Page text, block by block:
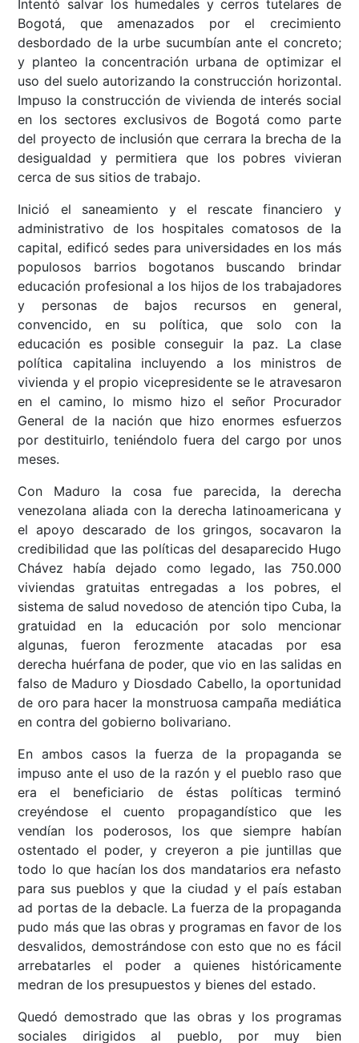
Intentó salvar los humedales y cerros tutelares de
Bogotá, que amenazados por el crecimiento
desbordado de la urbe sucumbían ante el concreto;
y planteo la concentración urbana de optimizar el
uso del suelo autorizando la construcción horizontal.
Impuso la construcción de vivienda de interés social
en los sectores exclusivos de Bogotá como parte
del proyecto de inclusión que cerrara la brecha de la
desigualdad y permitiera que los pobres vivieran
cerca de sus sitios de trabajo.
Inició el saneamiento y el rescate financiero y
administrativo de los hospitales comatosos de la
capital, edificó sedes para universidades en los más
populosos barrios bogotanos buscando brindar
educación profesional a los hijos de los trabajadores
y personas de bajos recursos en general,
convencido, en su política, que solo con la
educación es posible conseguir la paz. La clase
política capitalina incluyendo a los ministros de
vivienda y el propio vicepresidente se le atravesaron
en el camino, lo mismo hizo el señor Procurador
General de la nación que hizo enormes esfuerzos
por destituirlo, teniéndolo fuera del cargo por unos
meses.
Con Maduro la cosa fue parecida, la derecha
venezolana aliada con la derecha latinoamericana y
el apoyo descarado de los gringos, socavaron la
credibilidad que las políticas del desaparecido Hugo
Chávez había dejado como legado, las 750.000
viviendas gratuitas entregadas a los pobres, el
sistema de salud novedoso de atención tipo Cuba, la
gratuidad en la educación por solo mencionar
algunas, fueron ferozmente atacadas por esa
derecha huérfana de poder, que vio en las salidas en
falso de Maduro y Diosdado Cabello, la oportunidad
de oro para hacer la monstruosa campaña mediática
en contra del gobierno bolivariano.
En ambos casos la fuerza de la propaganda se
impuso ante el uso de la razón y el pueblo raso que
era el beneficiario de éstas políticas terminó
creyéndose el cuento propagandístico que les
vendían los poderosos, los que siempre habían
ostentado el poder, y creyeron a pie juntillas que
todo lo que hacían los dos mandatarios era nefasto
para sus pueblos y que la ciudad y el país estaban
ad portas de la debacle. La fuerza de la propaganda
pudo más que las obras y programas en favor de los
desvalidos, demostrándose con esto que no es fácil
arrebatarles el poder a quienes históricamente
medran de los presupuestos y bienes del estado.
Quedó demostrado que las obras y los programas
sociales dirigidos al pueblo, por muy bien